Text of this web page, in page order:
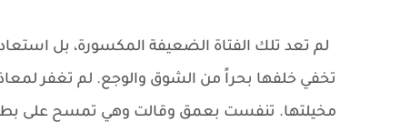
لم تعد تلك الفتاة الضعيفة المكسورة، بل
تخفي خلفها بحراً من الشوق والوجع. لم تغفر
مخيلتها. تنفست بعمق وقالت وهي تمسح على